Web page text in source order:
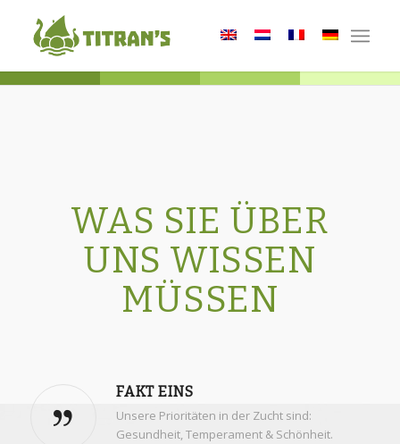
WAS SIE ÜBER
UNS WISSEN
MÜSSEN
FAKT EINS
Unsere Prioritäten in der Zucht sind:
Gesundheit, Temperament & Schönheit.